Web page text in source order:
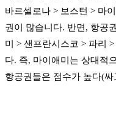
바르셀로나 > 보스턴 > 마
권이 많습니다. 반면, 항공
미 > 샌프란시스코 > 파리
다. 즉, 마이애미는 상대적
항공권들은 점수가 높다(